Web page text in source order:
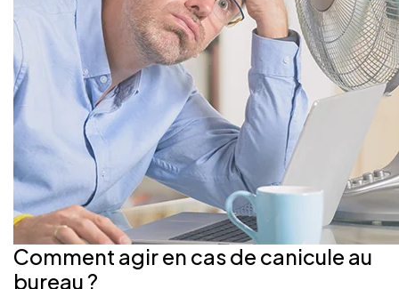
Comment agir en cas de canicule au
bureau ?